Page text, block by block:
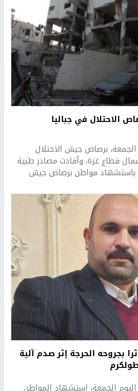
الاحتلال في جباليا
برصاص جيش الاحتلال
قطاع غزة. وأفادت مصادر طبية
مواطن برصاص جيش
بجروحه الحرجة إثر صدم آلية
الجمعة، استشهاد المواطن